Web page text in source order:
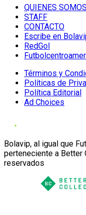
QUIENES SOMOS
STAFF
CONTACTO
Escribe en
RedGol
Términos y
Políticas de
Política Editorial
Ad Choices
Bolavip, al igual que
perteneciente a Better
reservados